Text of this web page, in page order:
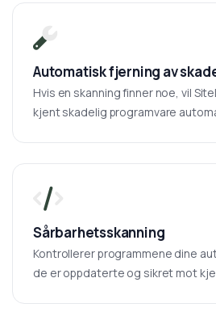
Automatisk fjerning av
Hvis en skanning finner noe, vil
kjent skadelig programvare
Sårbarhetsskanning
Kontrollerer programmene dine
de er oppdaterte og sikret mot